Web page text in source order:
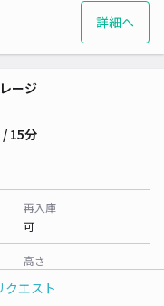
クエスト
詳細へ
ージ
15分
再入庫
可
高さ